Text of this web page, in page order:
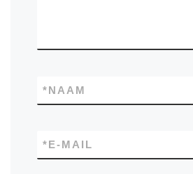
NAAM
*
E-MAIL
*